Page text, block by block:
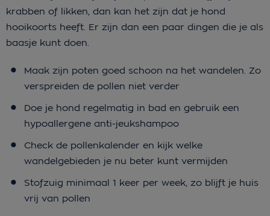
krabben of likken, dan kan het zijn dat je hond
hooikoorts heeft. Er zijn dan een paar dingen die je als
baasje kunt doen.
Maak zijn poten goed schoon na het wandelen. Zo
verspreiden de pollen niet verder
Doe je hond regelmatig in bad en gebruik een
hypoallergene anti-jeukshampoo
Check de pollenkalender en kijk welke
wandelgebieden je nu beter kunt vermijden
Stofzuig minimaal 1 keer per week, zo blijft je huis
vrij van pollen